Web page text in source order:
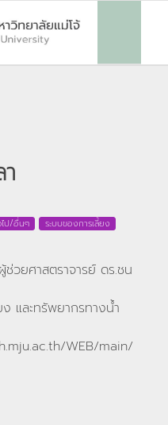
ป/อื่นๆ ระบบของการเลี้ยง
ช่วยศาสตราจารย์ ดร.ชน
และทรัพยากรทางน้ำ
WEB/main/